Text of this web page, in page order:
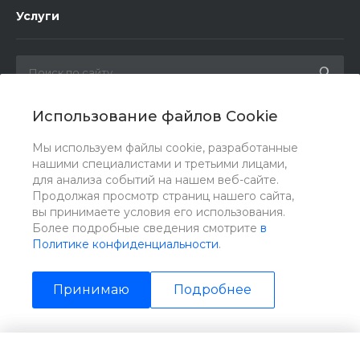
Использование файлов Cookie
Мы используем файлы cookie, разработанные
нашими специалистами и третьими лицами,
для анализа событий на нашем веб-сайте.
Продолжая просмотр страниц нашего сайта,
вы принимаете условия его использования.
Более подробные сведения смотрите в
Политике конфиденциальности.
Принимаю Подробнее
Услуги